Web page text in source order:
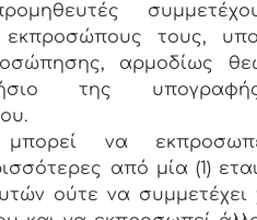
τους,
αρμοδίως
της
να
από μία (1)
ούτε να συμμετέχει